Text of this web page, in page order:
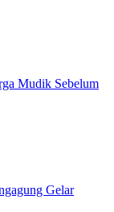
Mudik Sebelum
Gelar